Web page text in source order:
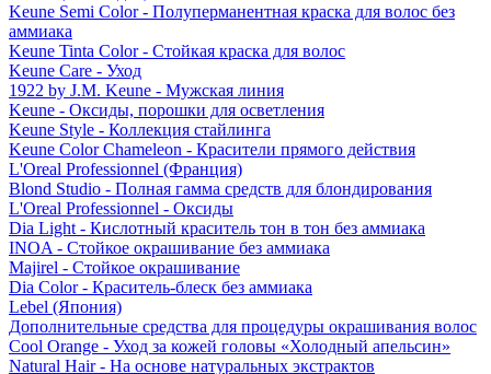
Keune Semi Color - Полуперманентная краска для волос без
аммиака
Keune Tinta Color - Стойкая краска для волос
Keune Care - Уход
1922 by J.M. Keune - Мужская линия
Keune - Оксиды, порошки для осветления
Keune Style - Коллекция стайлинга
Keune Color Chameleon - Красители прямого действия
L'Oreal Professionnel (Франция)
Blond Studio - Полная гамма средств для блондирования
L'Oreal Professionnel - Оксиды
Dia Light - Кислотный краситель тон в тон без аммиака
INOA - Стойкое окрашивание без аммиака
Majirel - Стойкое окрашивание
Dia Color - Краситель-блеск без аммиака
Lebel (Япония)
Дополнительные средства для процедуры окрашивания волос
Cool Orange - Уход за кожей головы «Холодный апельсин»
Natural Hair - На основе натуральных экстрактов